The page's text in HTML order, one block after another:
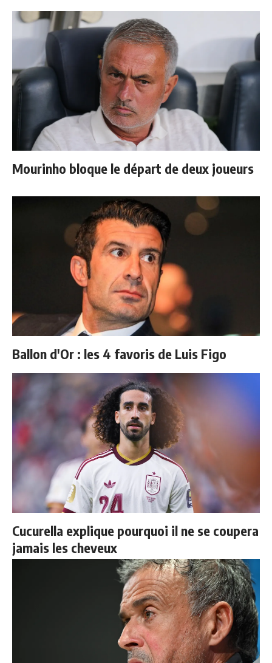
Mourinho bloque le départ de deux joueurs
Ballon d'Or : les 4 favoris de Luis Figo
Cucurella explique pourquoi il ne se coupera
jamais les cheveux